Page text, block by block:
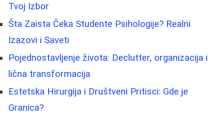
Tvoj Izbor
Šta Zaista Čeka Studente Psihologije? Realni
Izazovi i Saveti
Pojednostavljenje života: Declutter, organizacija i
lična transformacija
Estetska Hirurgija i Društveni Pritisci: Gde je
Granica?